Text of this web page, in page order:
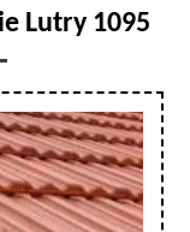
Lutry 1095